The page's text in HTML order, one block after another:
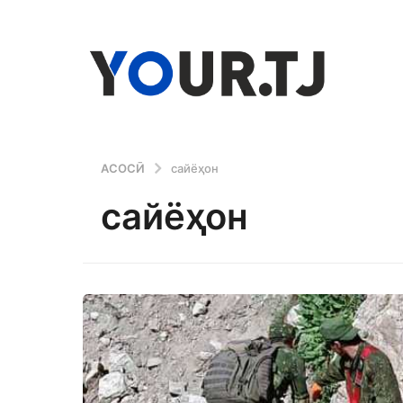
АСОСӢ сайёҳон
сайёҳон